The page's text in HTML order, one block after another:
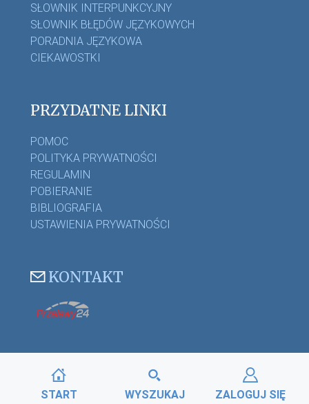
SŁOWNIK INTERPUNKCYJNY
SŁOWNIK BŁĘDÓW JĘZYKOWYCH
PORADNIA JĘZYKOWA
CIEKAWOSTKI
PRZYDATNE LINKI
POMOC
POLITYKA PRYWATNOŚCI
REGULAMIN
POBIERANIE
BIBLIOGRAFIA
USTAWIENIA PRYWATNOŚCI
KONTAKT
START WYSZUKAJ ZALOGUJ SIĘ